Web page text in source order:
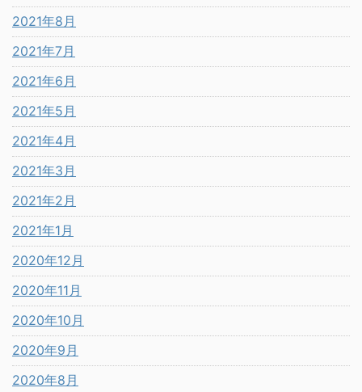
2021年8月
2021年7月
2021年6月
2021年5月
2021年4月
2021年3月
2021年2月
2021年1月
2020年12月
2020年11月
2020年10月
2020年9月
2020年8月